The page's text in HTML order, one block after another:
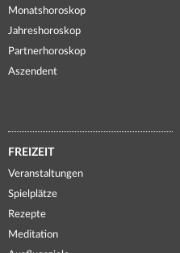
Monatshoroskop
Jahreshoroskop
Partnerhoroskop
Aszendent
FREIZEIT
Veranstaltungen
Spielplätze
Rezepte
Meditation